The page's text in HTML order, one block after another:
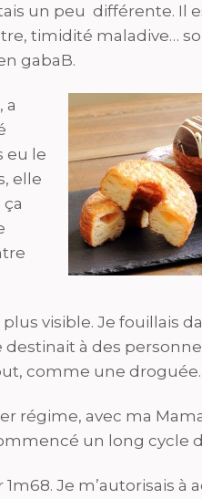
un peu différente. Il
timidité maladive…
gabaB.
a
eu le
elle
visible. Je fouillais
à des
comme une droguée.
régime, avec ma
un long cycle
Je m’autorisais à